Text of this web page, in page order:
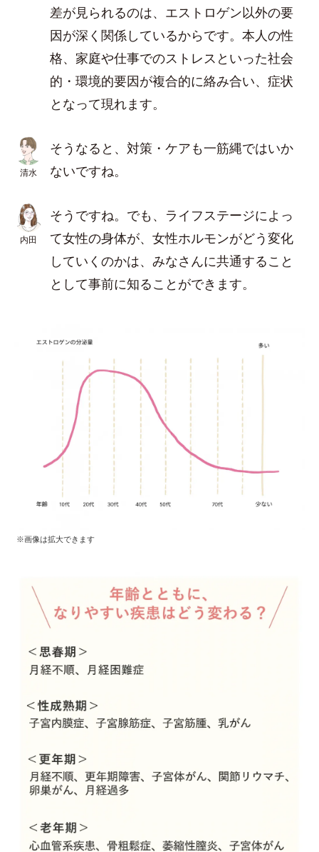
差が見られるのは、エストロゲン以外の要
因が深く関係しているからです。本人の性
格、家庭や仕事でのストレスといった社会
的・環境的要因が複合的に絡み合い、症状
となって現れます。
清水
そうなると、対策・ケアも一筋縄ではいか
ないですね。
内田
そうですね。でも、ライフステージによっ
て女性の身体が、女性ホルモンがどう変化
していくのかは、みなさんに共通すること
として事前に知ることができます。
※画像は拡大できます